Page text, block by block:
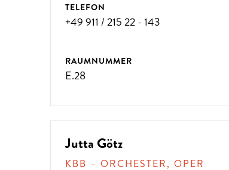
TELEFON
+49 911 / 215 22 - 143
RAUMNUMMER
E.28
Jutta Götz
KBB – ORCHESTER, OPER